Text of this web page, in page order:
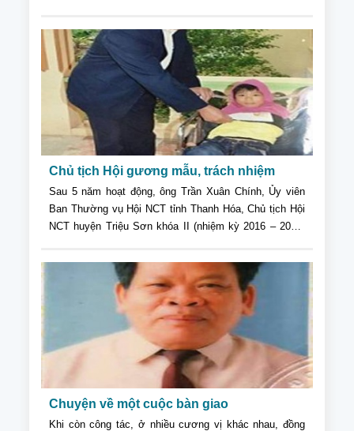
Chủ tịch Hội gương mẫu, trách nhiệm
Sau 5 năm hoạt động, ông Trần Xuân Chính, Ủy viên
Ban Thường vụ Hội NCT tỉnh Thanh Hóa, Chủ tịch Hội
NCT huyện Triệu Sơn khóa II (nhiệm kỳ 2016 – 2021)
ngợi; cán bộ, hội viên tin yêu, quý trọng...
Chuyện về một cuộc bàn giao
Khi còn công tác, ở nhiều cương vị khác nhau, đồng